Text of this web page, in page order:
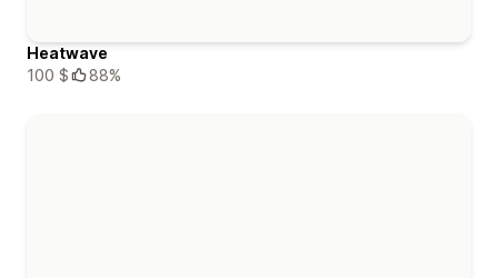
Heatwave
100 $
88%